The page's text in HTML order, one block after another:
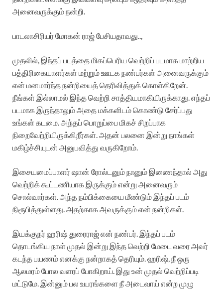
அனைவருக்கும் நன்றி.
பாடலாசிரியர் மோகன் ராஜ் பேசியதாவது..,
முதலில், இந்தப் படத்தை மிகப்பெரிய வெற்றிப் படமாக மாற்றிய
பத்திரிகையாளர்கள் மற்றும் ஊடக நண்பர்கள் அனைவருக்கும்
என் மனமார்ந்த நன்றியைத் தெரிவித்துக் கொள்கிறேன்.
நீங்கள் இல்லாமல் இந்த வெற்றி சாத்தியமாகியிருக்காது. எந்தப்
படமாக இருந்தாலும் அதை மக்களிடம் கொண்டு சேர்ப்பது
உங்கள் கடமை. அந்தப் பொறுப்பை மிகச் சிறப்பாக
நிறைவேற்றியிருக்கிறீர்கள். அதன் பலனை இன்று நாங்கள்
மகிழ்ச்சியுடன் அனுபவித்து வருகிறோம்.
இசையமைப்பாளர் ஷான் ரோல்டனும் நானும் இணைந்தால் அது
வெற்றிக் கூட்டணியாக இருக்கும் என்று அனைவரும்
சொல்வார்கள். அந்த நம்பிக்கையை மீண்டும் இந்தப் படம்
நிரூபித்துள்ளது. அதற்காக அவருக்கும் என் நன்றிகள்.
இயக்குநர் ஹரிஷ் துரைராஜ் என் நண்பர். இந்தப் படம்
தொடங்கிய நாள் முதல் இன்று இந்த வெற்றி மேடை வரை அவர்
கடந்த பயணம் எனக்கு நன்றாகத் தெரியும். ஹரிஷ், நீ ஒரு
ஆலமரம் போல வளரப் போகிறாய். இது உன் முதல் வெற்றிப்படி
மட்டுமே. இன்னும் பல உயரங்களை நீ அடைவாய் என்ற முழு